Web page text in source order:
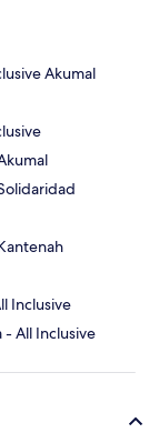
Akumal
Inclusive
- All Inclusive